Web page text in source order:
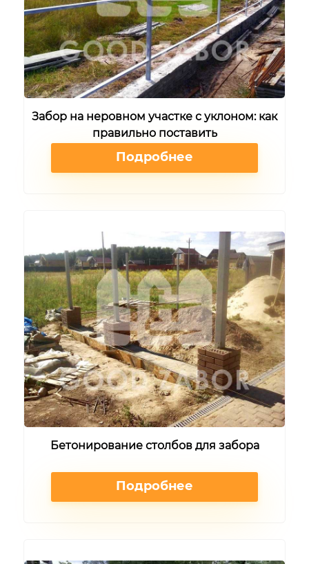
Забор на неровном участке с уклоном: как
правильно поставить
Подробнее
Бетонирование столбов для забора
Подробнее